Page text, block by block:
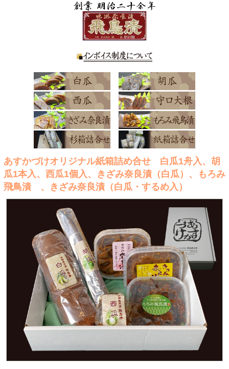
あすかづけオリジナル紙箱詰め合せ 白瓜1舟入、胡
瓜1本入、西瓜1個入、きざみ奈良漬（白瓜）、もろみ
飛鳥漬 、きざみ奈良漬（白瓜・するめ入）